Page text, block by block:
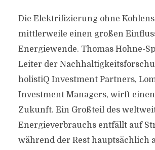
Die Elektrifizierung ohne
mittlerweile einen großen
Energiewende. Thomas Hohne-
Leiter der
holistiQ Investment Partners,
Investment Managers, wirft
Zukunft. Ein Großteil des
Energieverbrauchs entfällt auf
während der Rest hauptsächlich